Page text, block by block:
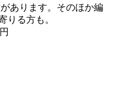
あります。そのほか編
りる方も。